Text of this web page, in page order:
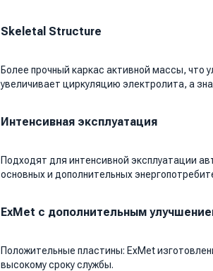
Skeletal Structure
Более прочный каркас активной массы, что
увеличивает циркуляцию электролита, а
Интенсивная эксплуатация
Подходят для интенсивной эксплуатации
основных и дополнительных
ExMet с дополнительным
Положительные пластины: ExMet
высокому сроку службы.